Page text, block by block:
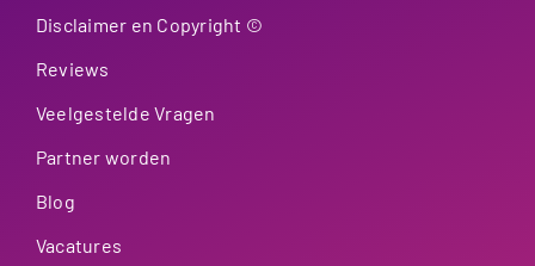
Disclaimer en Copyright ©
Reviews
Veelgestelde Vragen
Partner worden
Blog
Vacatures